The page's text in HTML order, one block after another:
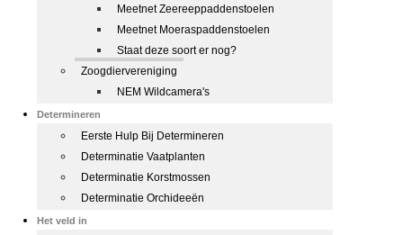
Meetnet Zeereeppaddenstoelen
Meetnet Moeraspaddenstoelen
Staat deze soort er nog?
Zoogdiervereniging
NEM Wildcamera's
Determineren
Eerste Hulp Bij Determineren
Determinatie Vaatplanten
Determinatie Korstmossen
Determinatie Orchideeën
Het veld in